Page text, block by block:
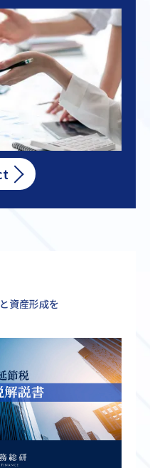
資産形成を